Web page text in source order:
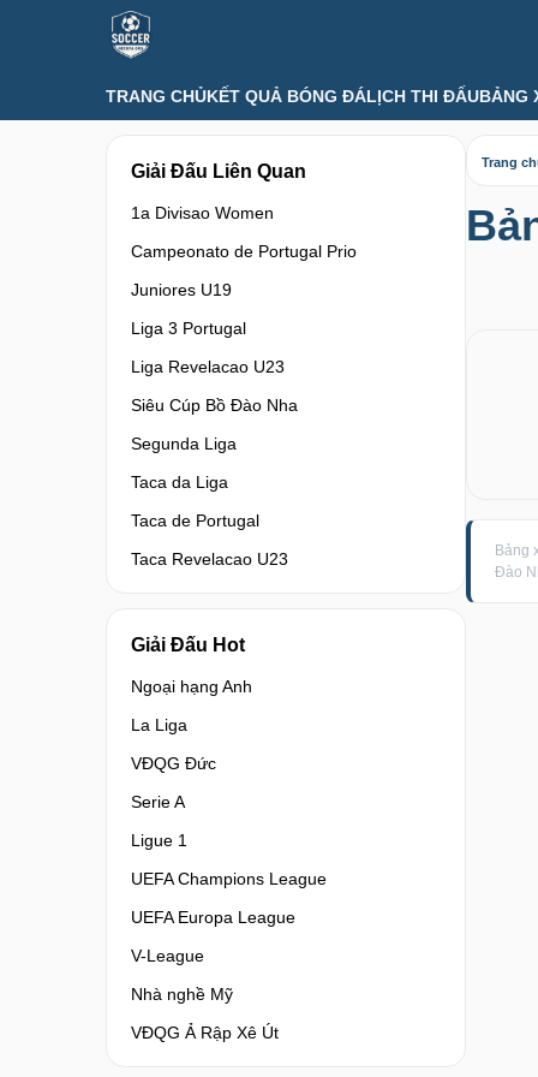
TRANG CHỦKẾT QUẢ BÓNG ĐÁLỊCH THI ĐẤUBẢNG
Giải Đấu Liên Quan
1a Divisao Women
Campeonato de Portugal Prio
Juniores U19
Liga 3 Portugal
Liga Revelacao U23
Siêu Cúp Bồ Đào Nha
Segunda Liga
Taca da Liga
Taca de Portugal
Taca Revelacao U23
Giải Đấu Hot
Ngoại hạng Anh
La Liga
VĐQG Đức
Serie A
Ligue 1
UEFA Champions League
UEFA Europa League
V-League
Nhà nghề Mỹ
VĐQG Ả Rập Xê Út
Trang
Bảng
Đào